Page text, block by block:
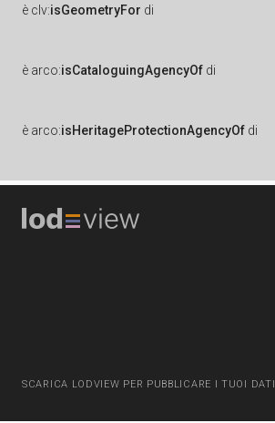
è clv:isGeometryFor di
è arco:isCataloguingAgencyOf di
è arco:isHeritageProtectionAgencyOf di
SCARICA LODVIEW PER PUBBLICARE I TUOI DATI